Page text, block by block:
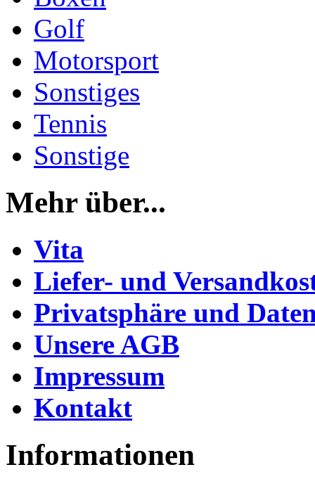
Golf
Motorsport
Sonstiges
Tennis
Sonstige
Mehr über...
Vita
Liefer- und
Privatsphäre und
Unsere AGB
Impressum
Kontakt
Informationen